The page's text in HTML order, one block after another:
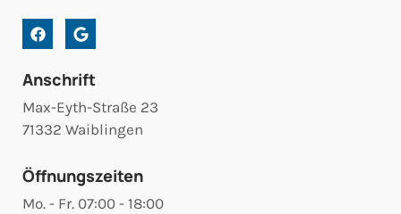
Anschrift
Max-Eyth-Straße 23
71332 Waiblingen
Öffnungszeiten
Mo. - Fr. 07:00 - 18:00